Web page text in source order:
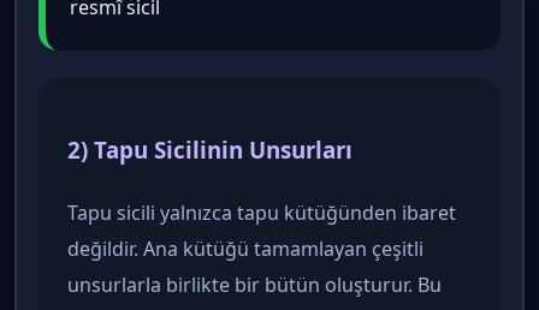
resmî sicil
2) Tapu Sicilinin Unsurları
Tapu sicili yalnızca tapu kütüğünden ibaret
değildir. Ana kütüğü tamamlayan çeşitli
unsurlarla birlikte bir bütün oluşturur. Bu